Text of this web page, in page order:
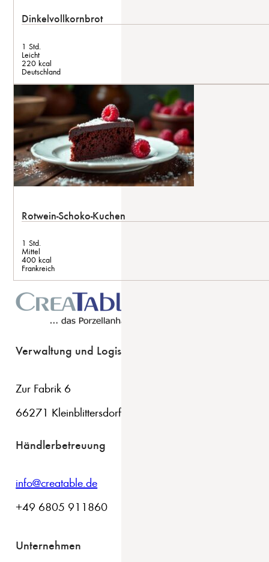
Dinkelvollkornbrot
1 Std.
Leicht
220 kcal
Deutschland
Rotwein-Schoko-Kuchen
1 Std.
Mittel
400 kcal
Frankreich
Verwaltung und Logistik
Zur Fabrik 6
66271 Kleinblittersdorf
Händlerbetreuung
info@creatable.de
+49 6805 911860
Unternehmen